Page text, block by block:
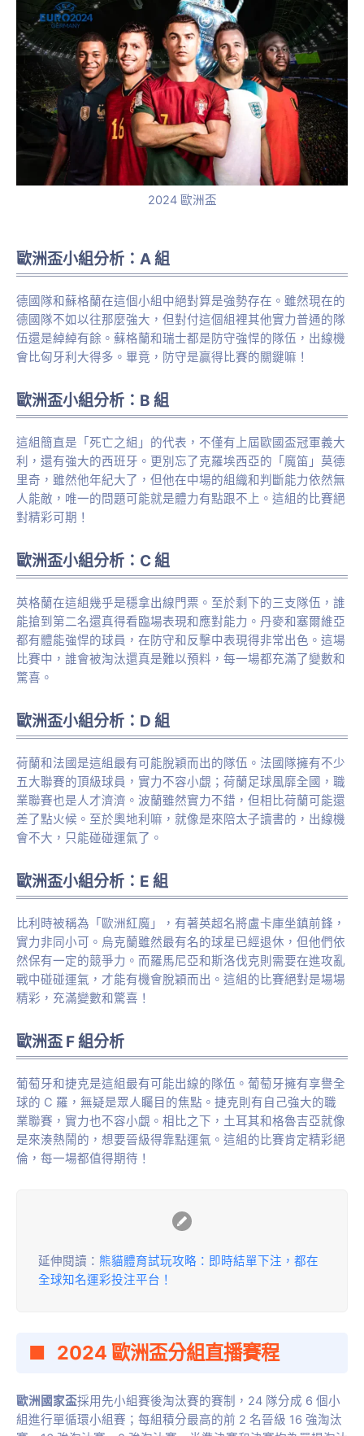
2024 歐洲盃
歐洲盃小組分析：A 組
德國隊和蘇格蘭在這個小組中絕對算是強勢存在。雖然現在的
德國隊不如以往那麼強大，但對付這個組裡其他實力普通的隊
伍還是綽綽有餘。蘇格蘭和瑞士都是防守強悍的隊伍，出線機
會比匈牙利大得多。畢竟，防守是贏得比賽的關鍵嘛！
歐洲盃小組分析：B 組
這組簡直是「死亡之組」的代表，不僅有上屆歐國盃冠軍義大
利，還有強大的西班牙。更別忘了克羅埃西亞的「魔笛」莫德
里奇，雖然他年紀大了，但他在中場的組織和判斷能力依然無
人能敵，唯一的問題可能就是體力有點跟不上。這組的比賽絕
對精彩可期！
歐洲盃小組分析：C 組
英格蘭在這組幾乎是穩拿出線門票。至於剩下的三支隊伍，誰
能搶到第二名還真得看臨場表現和應對能力。丹麥和塞爾維亞
都有體能強悍的球員，在防守和反擊中表現得非常出色。這場
比賽中，誰會被淘汰還真是難以預料，每一場都充滿了變數和
驚喜。
歐洲盃小組分析：D 組
荷蘭和法國是這組最有可能脫穎而出的隊伍。法國隊擁有不少
五大聯賽的頂級球員，實力不容小覷；荷蘭足球風靡全國，職
業聯賽也是人才濟濟。波蘭雖然實力不錯，但相比荷蘭可能還
差了點火候。至於奧地利嘛，就像是來陪太子讀書的，出線機
會不大，只能碰碰運氣了。
歐洲盃小組分析：E 組
比利時被稱為「歐洲紅魔」，有著英超名將盧卡庫坐鎮前鋒，
實力非同小可。烏克蘭雖然最有名的球星已經退休，但他們依
然保有一定的競爭力。而羅馬尼亞和斯洛伐克則需要在進攻亂
戰中碰碰運氣，才能有機會脫穎而出。這組的比賽絕對是場場
精彩，充滿變數和驚喜！
歐洲盃 F 組分析
葡萄牙和捷克是這組最有可能出線的隊伍。葡萄牙擁有享譽全
球的 C 羅，無疑是眾人矚目的焦點。捷克則有自己強大的職
業聯賽，實力也不容小覷。相比之下，土耳其和格魯吉亞就像
是來湊熱鬧的，想要晉級得靠點運氣。這組的比賽肯定精彩絕
倫，每一場都值得期待！
延伸閱讀： 熊貓體育試玩攻略：即時結單下注，都在
全球知名運彩投注平台！
2024 歐洲盃分組直播賽程
歐洲國家盃採用先小組賽後淘汰賽的賽制，24 隊分成 6 個小
組進行單循環小組賽；每組積分最高的前 2 名晉級 16 強淘汰